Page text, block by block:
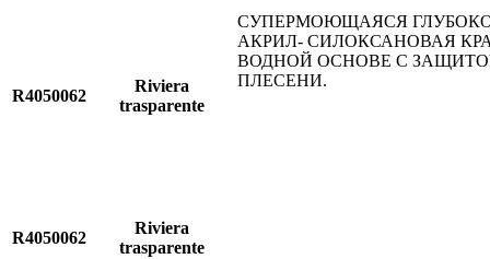
СУПЕРМОЮЩАЯСЯ
АКРИЛ- СИЛОКСАНОВАЯ
ВОДНОЙ ОСНОВЕ С
ПЛЕСЕНИ.
R4050062
Riviera
trasparente
R4050062
Riviera
trasparente